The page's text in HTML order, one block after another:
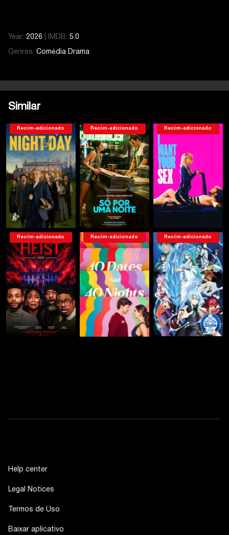
Year: 2026 IMDB: 5.0
Genres: Comédia Drama
Similar
Recém-adicionado Recém-adicionado Recém-adicionado
Recém-adicionado Recém-adicionado Recém-adicionado
Help center
Legal Notices
Termos de Uso
Baixar aplicativo